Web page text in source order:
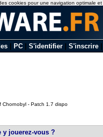
PC S'identifier S'inscrire
Chornobyl - Patch 1.7 dispo
y jouerez-vous ?
cookies pour une navigation optimale